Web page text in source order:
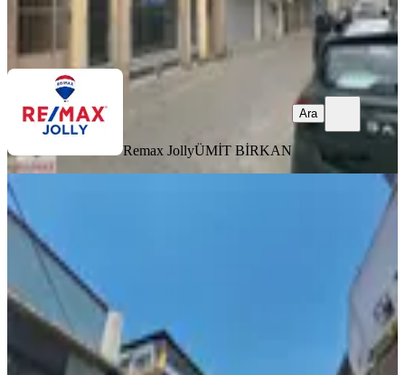
Remax Jolly ÜMİT BİRKAN
Remax JollyÜMİT BİRKAN
Ara
YENİ
Karabağlar Sanayi De Kaymak Kuyu
07.08.2026
35.000 ₺